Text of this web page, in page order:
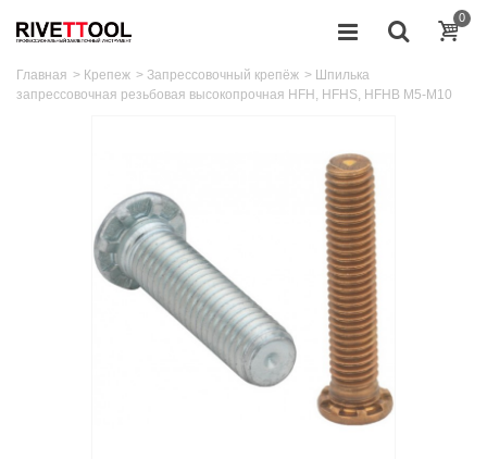
0
Главная > Крепеж > Запрессовочный крепёж > Шпилька
запрессовочная резьбовая высокопрочная HFH, HFHS, HFHB M5-M10